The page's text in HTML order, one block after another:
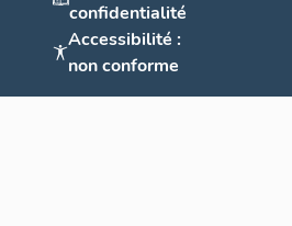
confidentialité
Accessibilité :
non conforme